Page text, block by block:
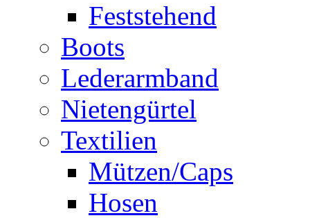
Feststehend
Boots
Lederarmband
Nietengürtel
Textilien
Mützen/Caps
Hosen